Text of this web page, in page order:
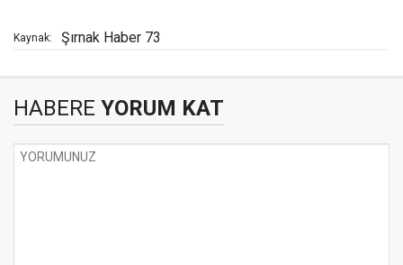
Kaynak: Şırnak Haber 73
HABERE YORUM KAT